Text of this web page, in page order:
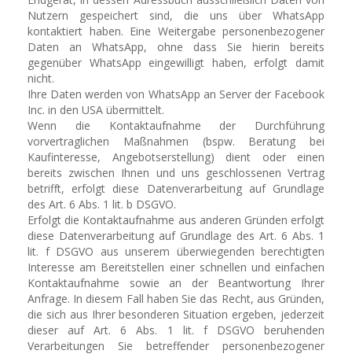
Nutzern gespeichert sind, die uns über WhatsApp
kontaktiert haben. Eine Weitergabe personenbezogener
Daten an WhatsApp, ohne dass Sie hierin bereits
gegenüber WhatsApp eingewilligt haben, erfolgt damit
nicht.
Ihre Daten werden von WhatsApp an Server der Facebook
Inc. in den USA übermittelt.
Wenn die Kontaktaufnahme der Durchführung
vorvertraglichen Maßnahmen (bspw. Beratung bei
Kaufinteresse, Angebotserstellung) dient oder einen
bereits zwischen Ihnen und uns geschlossenen Vertrag
betrifft, erfolgt diese Datenverarbeitung auf Grundlage
des Art. 6 Abs. 1 lit. b DSGVO.
Erfolgt die Kontaktaufnahme aus anderen Gründen erfolgt
diese Datenverarbeitung auf Grundlage des Art. 6 Abs. 1
lit. f DSGVO aus unserem überwiegenden berechtigten
Interesse am Bereitstellen einer schnellen und einfachen
Kontaktaufnahme sowie an der Beantwortung Ihrer
Anfrage. In diesem Fall haben Sie das Recht, aus Gründen,
die sich aus Ihrer besonderen Situation ergeben, jederzeit
dieser auf Art. 6 Abs. 1 lit. f DSGVO beruhenden
Verarbeitungen Sie betreffender personenbezogener